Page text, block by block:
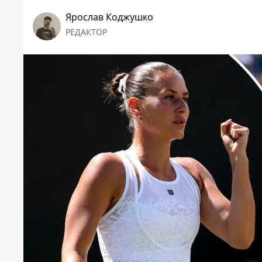
Ярослав Коджушко
РЕДАКТОР